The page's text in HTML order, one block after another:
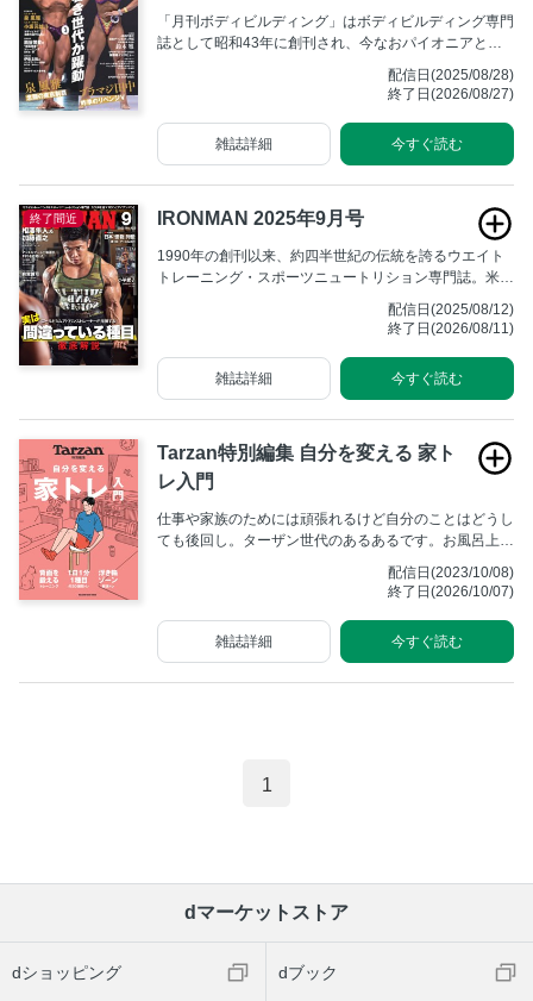
「月刊ボディビルディング」はボディビルディング専門
誌として昭和43年に創刊され、今なおパイオニアとし
配信日(2025/08/28)
終了日(2026/08/27)
今すぐ読む
雑誌詳細
終了間近 IRONMAN 2025年9月号
1990年の創刊以来、約四半世紀の伝統を誇るウエイト
トレーニング・スポーツニュートリション専門誌。米国
を中心とした海外の最新研究に基づくトレーニング法や
栄養情報を掲載している。また日本国内のボディビル、
レーニングを取り入れているアスリートやトレーナー情
報も掲載している。
配信日(2025/08/12)
終了日(2026/08/11)
今すぐ読む
雑誌詳細
Tarzan特別編集 自分を変える 家ト
レ入門
仕事や家族のためには頑張れるけど自分のことはどうし
ても後回し。ターザン世代のあるあるです。お風呂上が
り、鏡に映る己の姿を前にふぅとため息をつくうちはま
だいい。見て見ぬふりをするどころか、何も感じなくな
欲しい自分トレーニング、自宅で道具なしですぐに実践
できる筋トレのMOOKです。ちなみに、あなたはどんな
配信日(2023/10/08)
終了日(2026/10/07)
今すぐ読む
雑誌詳細
1
dマーケットストア
dショッピング dブック